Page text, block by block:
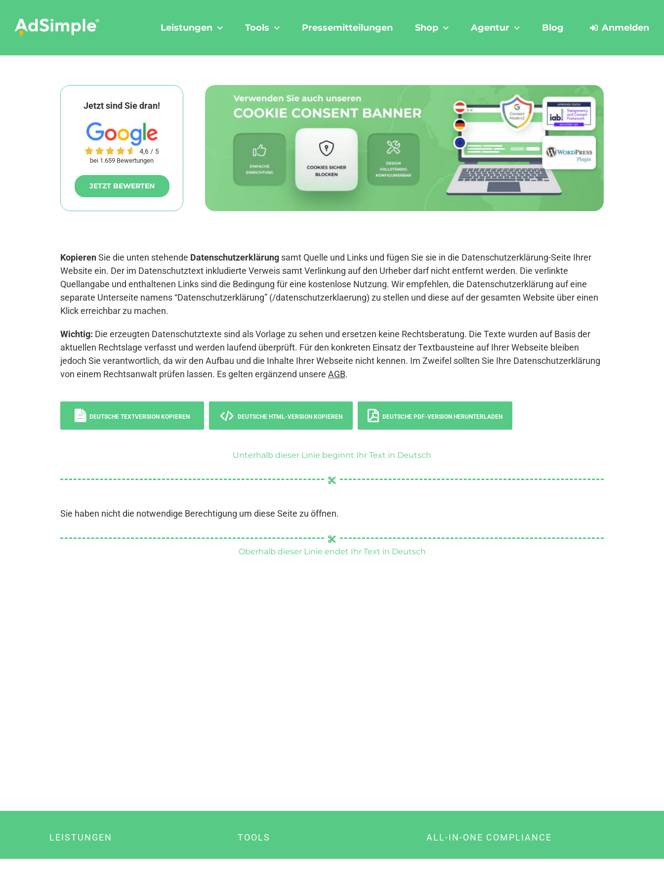
content
Leistungen Tools Pressemitteilungen Shop Agentur Blog Anmelden
Jetzt sind Sie dran!
bei 1.659 Bewertungen
JETZT BEWERTEN
KopierenSie die unten stehende Datenschutzerklärung samt Quelle und Links und fügen Sie sie in die Datenschutzerklärung-Seite Ihrer
Website ein. Der im Datenschutztext inkludierte Verweis samt Verlinkung auf den Urheber darf nicht entfernt werden. Die verlinkte
Quellangabe und enthaltenen Links sind die Bedingung für eine kostenlose Nutzung. Wir empfehlen, die Datenschutzerklärung auf eine
separate Unterseite namens “Datenschutzerklärung” (/datenschutzerklaerung) zu stellen und diese auf der gesamten Website über einen
Klick erreichbar zu machen.
Wichtig: Die erzeugten Datenschutztexte sind als Vorlage zu sehen und ersetzen keine Rechtsberatung. Die Texte wurden auf Basis der
aktuellen Rechtslage verfasst und werden laufend überprüft. Für den konkreten Einsatz der Textbausteine auf Ihrer Webseite bleiben
jedoch Sie verantwortlich, da wir den Aufbau und die Inhalte Ihrer Webseite nicht kennen. Im Zweifel sollten Sie Ihre Datenschutzerklärung
von einem Rechtsanwalt prüfen lassen. Es gelten ergänzend unsere AGB.
DEUTSCHE TEXTVERSION KOPIEREN DEUTSCHE HTML-VERSION KOPIEREN DEUTSCHE PDF-VERSION HERUNTERLADEN
Unterhalb dieser Linie beginnt Ihr Text in Deutsch
Sie haben nicht die notwendige Berechtigung um diese Seite zu öffnen.
Oberhalb dieser Linie endet Ihr Text in Deutsch
LEISTUNGEN TOOLS ALL-IN-ONE COMPLIANCE